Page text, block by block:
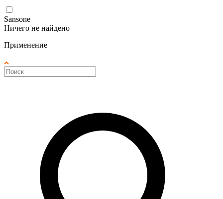
Sansone
Ничего не найдено
Применение